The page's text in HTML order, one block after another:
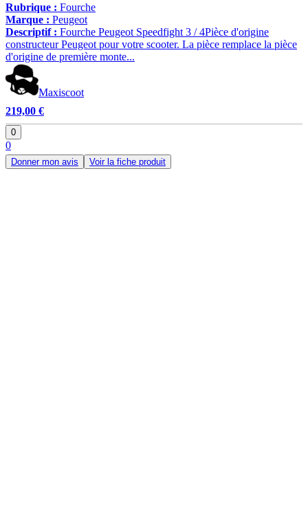
Rubrique : Fourche
Marque : Peugeot
Descriptif : Fourche Peugeot Speedfight 3 / 4Pièce d'origine
constructeur Peugeot pour votre scooter. La pièce remplace la pièce
d'origine de première monte...
Maxiscoot
219,00 €
0
0
Donner mon avis Voir la fiche produit